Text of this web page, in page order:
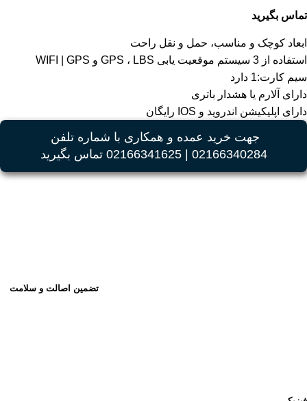
تماس بگیرید
ابعاد کوچک و مناسب، حمل و نقل راحت
استفاده از 3 سیستم موقعیت یابی GPS ، LBS و WIFI | GPS
سیم کارت:1 دارد
دارای آلارم یا هشدار باتری
دارای اپلیکیشن اندروید و IOS رایگان
جهت خرید عمده و همکاری با شماره تلفن
02166340284 | 02166341625 تماس بگیرید
تضمین اصالت و سلامت